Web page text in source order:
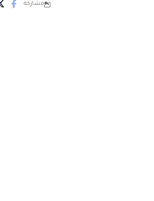
مشاركة